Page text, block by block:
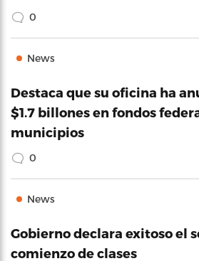
0
News
Destaca que su oficina ha
$1.7 billones en fondos
municipios
0
News
Gobierno declara exitoso el
comienzo de clases